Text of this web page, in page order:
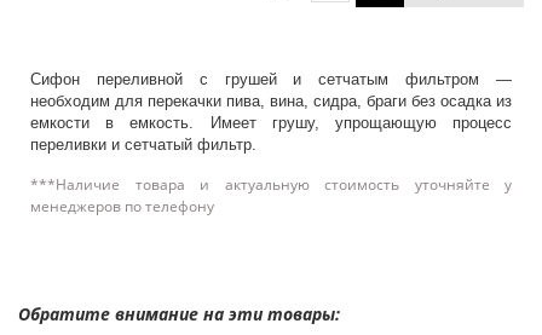
Сифон переливной с грушей и сетчатым фильтром —
необходим для перекачки пива, вина, сидра, браги без осадка из
емкости в емкость. Имеет грушу, упрощающую процесс
переливки и сетчатый фильтр.
***Наличие товара и актуальную стоимость уточняйте у
менеджеров по телефону
Обратите внимание на эти товары: